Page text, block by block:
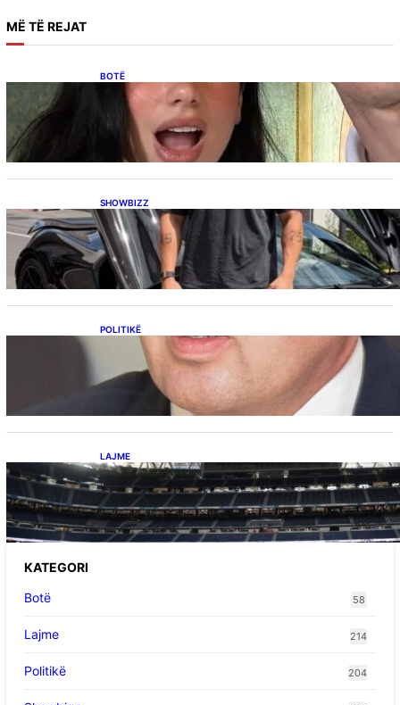
MË TË REJAT
BOTË
Besnik Qaka rrëfen atmosferën në dasmën e
Dua Lipës: “Një event gjigant me emra
botërorë”
SHOWBIZZ
Ish-banori i Big Brother VIP Kosova, Eduart
Kuqi ua mbyll gojën kritikëve, publikon
dëshmi për supermakinën luksoze
POLITIKË
Përplasja VV-LDK për gazin amerikan,
Kërçeli i përgjigjet Hotit: “Mbrojeni LDK-në, jo
aleancën me SHBA-në”
LAJME
Ish-mesfushori i Real Madridit dhe
Argjentinës,shtrohet urgjentisht në spital pas
problemeve me zemrën, mungon në ndeshjet
e ardhshme
KATEGORI
Botë
58
Lajme 214
Politikë 204